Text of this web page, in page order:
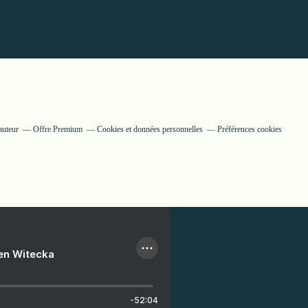
Offre Premium Cookies et données personnelles Préférences cookies
Witecka
-52:04